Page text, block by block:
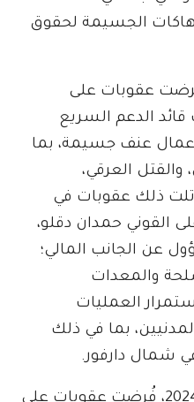
الجسيمة لحقوق
أيلول 2023، فُرضت عقوبات على
قائد الدعم السريع
عنف جسيمة، بما
العرقي،
ذلك عقوبات في
تشرين الأول 2024 على القوني حمدان دقلو،
عن الجانب المالي؛
والمعدات
العمليات
بما في ذلك
شمال دارفور.